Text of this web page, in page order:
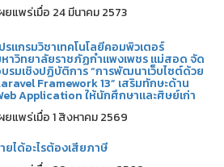
ยแพร่เมื่อ 24 มีนาคม 2573
รแกรมวิชาเทคโนโลยีคอมพิวเตอร์
าวิทยาลัยราชภัฏกำแพงเพชร แม่สอด จัด
รมเชิงปฏิบัติการ “การพัฒนาเว็บไซต์ด้วย
Framework 13” เสริมทักษะด้าน
Application ให้นักศึกษาและศิษย์เก่า
ยแพร่เมื่อ 1 สิงหาคม 2569
ยได้อะไรต้องเสียภาษี